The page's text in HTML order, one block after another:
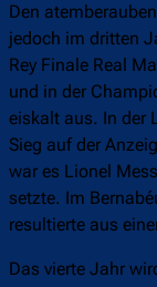
Den
jedoch im dritten
Rey Finale Real
und in der
eiskalt aus. In der
Sieg auf der
war es Lionel
setzte. Im
resultierte aus
Das vierte Jahr